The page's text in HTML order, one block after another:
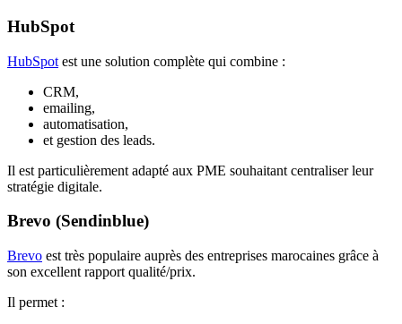
HubSpot
HubSpot est une solution complète qui combine :
CRM,
emailing,
automatisation,
et gestion des leads.
Il est particulièrement adapté aux PME souhaitant centraliser leur
stratégie digitale.
Brevo (Sendinblue)
Brevo est très populaire auprès des entreprises marocaines grâce à
son excellent rapport qualité/prix.
Il permet :